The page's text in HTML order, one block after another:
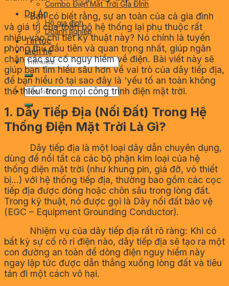
Combo Điện Mặt Trời Gia Đình
Dự Án
Hộ gia đình
Doanh nghiệp
Tin tức
Liên hệ
Tìm
kiếm:
Tìm
Bạn có biết rằng, sự an toàn của cả gia đình
và giá trị của toàn bộ hệ thống lại phụ thuộc rất
nhiều vào chi tiết kỹ thuật này? Nó chính là tuyến
phòng thủ đầu tiên và quan trọng nhất, giúp ngăn
chặn các sự cố nguy hiểm về điện. Bài viết này sẽ
giúp bạn tìm hiểu sâu hơn về vai trò của dây tiếp địa,
để bạn hiểu rõ tại sao đây là ‘yếu tố an toàn không
thể thiếu’ trong mọi công trình điện mặt trời.
1. Dây Tiếp Địa (Nối Đất) Trong Hệ
Thống Điện Mặt Trời Là Gì?
Dây tiếp địa là một loại dây dẫn chuyên dụng,
dùng để nối tất cả các bộ phận kim loại của hệ
thống điện mặt trời (như khung pin, giá đỡ, vỏ thiết
bị…) với hệ thống tiếp địa, thường bao gồm các cọc
tiếp địa được đóng hoặc chôn sâu trong lòng đất.
Trong kỹ thuật, nó được gọi là Dây nối đất bảo vệ
(EGC – Equipment Grounding Conductor).
Nhiệm vụ của dây tiếp địa rất rõ ràng: Khi có
bất kỳ sự cố rò rỉ điện nào, dây tiếp địa sẽ tạo ra một
con đường an toàn để dòng điện nguy hiểm này
ngay lập tức được dẫn thẳng xuống lòng đất và tiêu
tán đi một cách vô hại.